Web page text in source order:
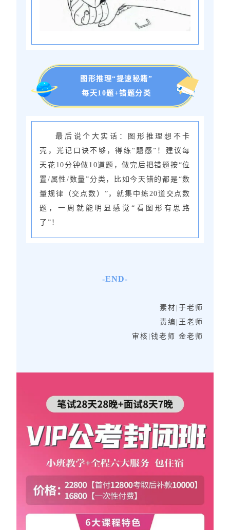
图形推理“提速秘籍”
每天10题+错题分类
最后说个大实话：图形推理想不卡
壳，光记口诀不够，得练“题感”！建议每
天花10分钟做10道题，做完后把错题按“位
置/属性/数量”分类，比如今天错的都是“数
量规律（交点数）”，就集中练20道交点数
题，一周就能明显感觉“看图形有思路
了”！
-END-
素材|于老师
责编|王老师
审核|钱老师 金老师